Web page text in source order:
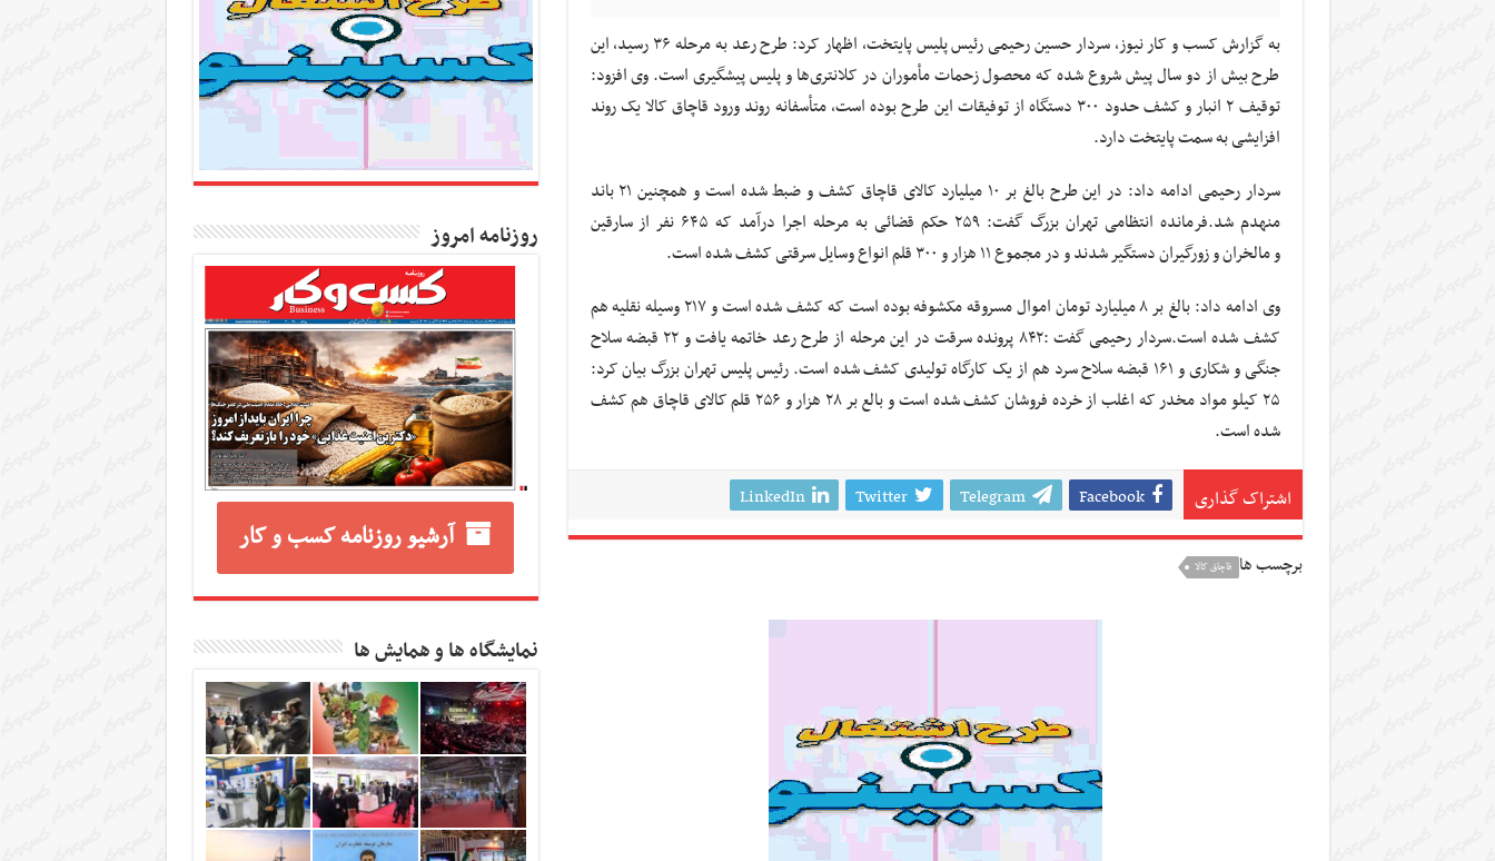
به گزارش کسب و کار نیوز، سردار حسین رحیمی رئیس پلیس پایتخت، اظهار کرد: طرح رعد به مرحله ۳۶ رسید، این
طرح بیش از دو سال پیش شروع شده که محصول زحمات مأموران در کلانتری‌ها و پلیس پیشگیری است. وی افزود:
توقیف ۲ انبار و کشف حدود ۳۰۰ دستگاه از توفیقات این طرح بوده است، متأسفانه روند ورود قاچاق کالا یک روند
افزایشی به سمت پایتخت دارد.
سردار رحیمی ادامه داد: در این طرح بالغ بر ۱۰ میلیارد کالای قاچاق کشف و ضبط شده است و همچنین ۲۱ باند
منهدم شد.فرمانده انتظامی تهران بزرگ گفت: ۲۵۹ حکم قضائی به مرحله اجرا درآمد که ۶۴۵ نفر از سارقین
و مالخران و زورگیران دستگیر شدند و در مجموع ۱۱ هزار و ۳۰۰ قلم انواع وسایل سرقتی کشف شده است.
وی ادامه داد: بالغ بر ۸ میلیارد تومان اموال مسروقه مکشوفه بوده است که کشف شده است و ۲۱۷ وسیله نقلیه هم
کشف شده است.سردار رحیمی گفت :۸۴۲ پرونده سرقت در این مرحله از طرح رعد خاتمه یافت و ۲۲ قبضه سلاح
جنگی و شکاری و ۱۶۱ قبضه سلاح سرد هم از یک کارگاه تولیدی کشف شده است. رئیس پلیس تهران بزرگ بیان کرد:
۲۵ کیلو مواد مخدر که اغلب از خرده فروشان کشف شده است و بالع بر ۲۸ هزار و ۲۵۶ قلم کالای قاچاق هم کشف
شده است.
اشتراک گذاری Facebook
Telegram
Twitter
LinkedIn
برچسب ها قاچاق کالا
روزنامه امروز
آرشیو روزنامه کسب و کار
نمایشگاه ها و همایش ها